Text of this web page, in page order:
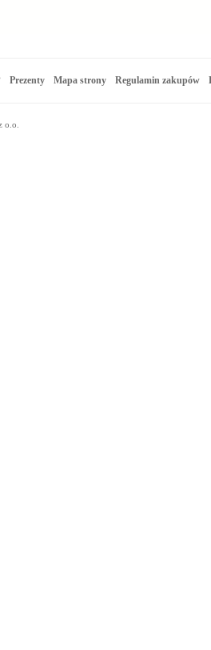
Prezenty Mapa strony Regulamin zakupów
o.o.